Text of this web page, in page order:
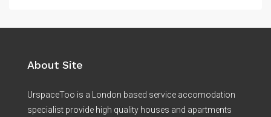
About Site
UrspaceToo is a London based service accomodation
specialist provide high quality houses and apartments